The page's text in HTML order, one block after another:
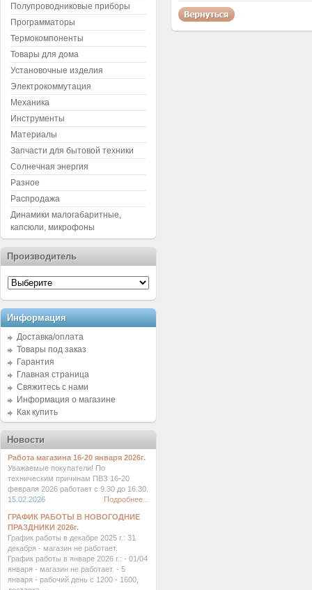
Полупроводниковые приборы
Программаторы
Термокомпоненты
Товары для дома
Установочные изделия
Электрокоммутация
Механика
Инструменты
Материалы
Запчасти для бытовой техники
Солнечная энергия
Разное
Распродажа
Динамики малогабаритные,
капсюли, микрофоны
Производитель
Информация
Доставка/оплата
Товары под заказ
Гарантия
Главная страница
Свяжитесь с нами
Информация о магазине
Как купить
Новости
Работа магазина 16-20 января 2026г.
Уважаемые покупатели! По
техническим причинам ПВЗ 16-20
февраля 2026 работает с 9.30 до 16.30.
15.02.2026
Подробнее...
ГРАФИК РАБОТЫ В НОВОГОДНИЕ
ПРАЗДНИКИ 2026г.
График работы в декабре 2025 г.: 31
декабря - магазин не работает.
График работы в январе 2026 г.: - 01/04
января - магазин не работает. - 5
января - рабочий день с 1200 - 1600,